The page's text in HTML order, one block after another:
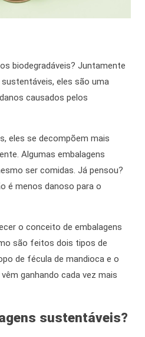
biodegradáveis? Juntamente
eles são uma
causados pelos
eles se decompõem mais
Algumas embalagens
ser comidas. Já pensou?
é menos danoso para o
o conceito de embalagens
são feitos dois tipos de
de fécula de mandioca e o
ganhando cada vez mais
sustentáveis?